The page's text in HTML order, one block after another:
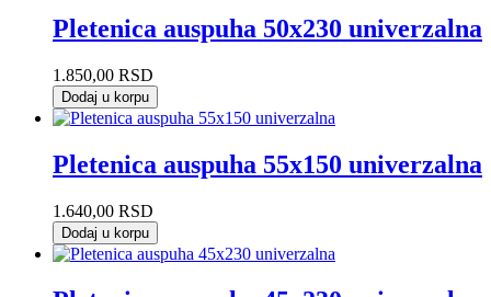
Pletenica auspuha 50x230 univerzalna
1.850,00 RSD
Dodaj u korpu
Pletenica auspuha 55x150 univerzalna
1.640,00 RSD
Dodaj u korpu